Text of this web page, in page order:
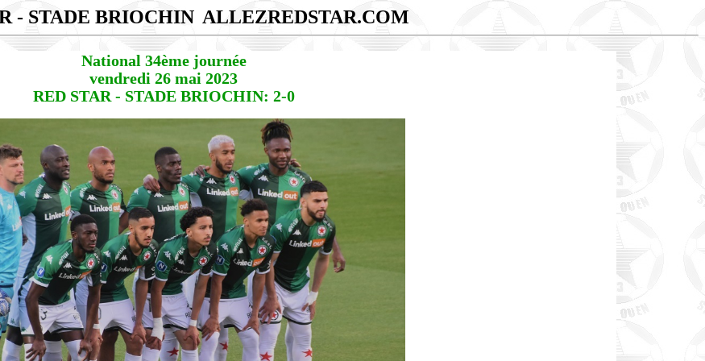
- STADE BRIOCHIN ALLEZREDSTAR.COM
National 34ème journée
vendredi 26 mai 2023
RED STAR - STADE BRIOCHIN: 2-0